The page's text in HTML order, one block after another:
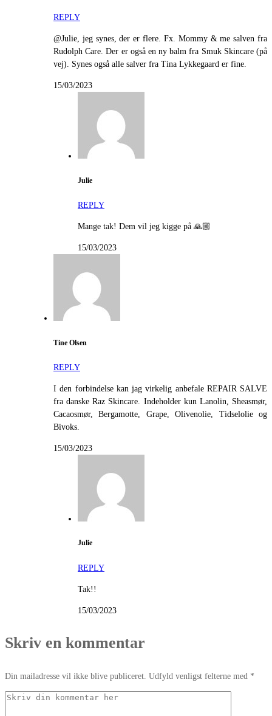
REPLY
@Julie, jeg synes, der er flere. Fx. Mommy & me salven fra
Rudolph Care. Der er også en ny balm fra Smuk Skincare (på
vej). Synes også alle salver fra Tina Lykkegaard er fine.
15/03/2023
Julie
REPLY
Mange tak! Dem vil jeg kigge på 🙏🏼
15/03/2023
Tine Olsen
REPLY
I den forbindelse kan jag virkelig anbefale REPAIR SALVE
fra danske Raz Skincare. Indeholder kun Lanolin, Sheasmør,
Cacaosmør, Bergamotte, Grape, Olivenolie, Tidselolie og
Bivoks.
15/03/2023
Julie
REPLY
Tak!!
15/03/2023
Skriv en kommentar
Din mailadresse vil ikke blive publiceret. Udfyld venligst felterne med *